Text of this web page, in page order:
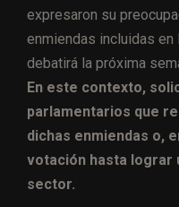
expresaron su
enmiendas incluidas
debatirá la próxima
En este contexto,
parlamentarios que
dichas enmiendas o,
votación hasta lograr
sector.